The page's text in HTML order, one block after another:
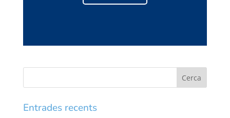
Entrades recents